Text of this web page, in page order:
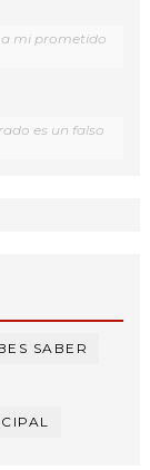
mi prometido
es un falso
SABER